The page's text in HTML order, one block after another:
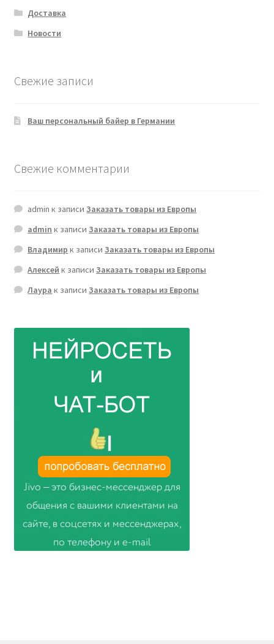
Доставка
Новости
Свежие записи
Ваш персональный байер в Германии
Свежие комментарии
admin к записиЗаказать товары из Европы
admin к записиЗаказать товары из Европы
Владимир к записиЗаказать товары из Европы
Алексей к записиЗаказать товары из Европы
Лаура к записиЗаказать товары из Европы